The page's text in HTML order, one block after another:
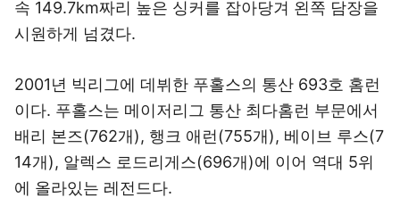
속 149.7km짜리 높은 싱커를 잡아당겨 왼쪽 담장을
시원하게 넘겼다.
2001년 빅리그에 데뷔한 푸홀스의 통산 693호 홈런
이다. 푸홀스는 메이저리그 통산 최다홈런 부문에서
배리 본즈(762개), 행크 애런(755개), 베이브 루스(7
14개), 알렉스 로드리게스(696개)에 이어 역대 5위
에 올라있는 레전드다.